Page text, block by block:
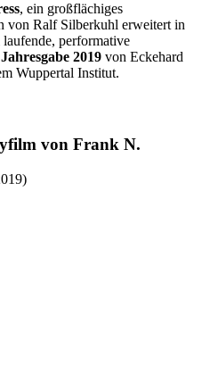
, ein großflächiges
von Ralf Silberkuhl erweitert in
performative
2019 von Eckehard
Wuppertal Institut.
von Frank N.